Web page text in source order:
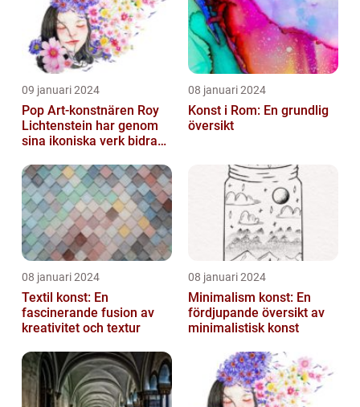
09 januari 2024
Pop Art-konstnären Roy
Lichtenstein har genom
sina ikoniska verk bidragit
08 januari 2024
Konst i Rom: En grundlig
översikt
08 januari 2024
Textil konst: En
fascinerande fusion av
kreativitet och textur
08 januari 2024
Minimalism konst: En
fördjupande översikt av
minimalistisk konst